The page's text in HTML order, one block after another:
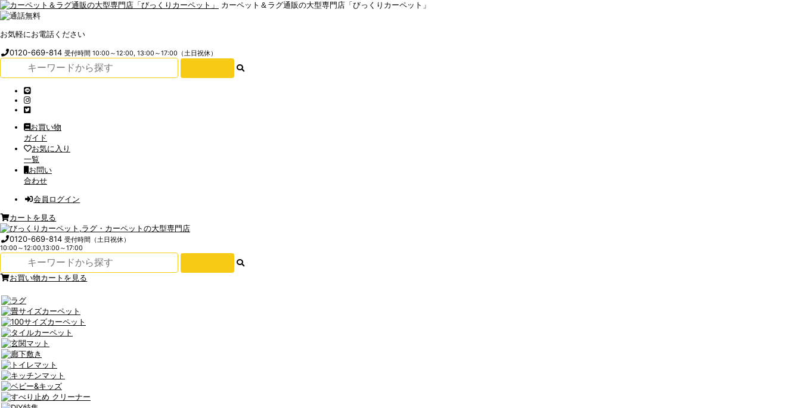
カーペット＆ラグ通販の大型専門店「びっくりカーペット」
お気軽にお電話ください
0120-669-814受付時間 10:00～12:00, 13:00～17:00（土日祝休）
お買い物
ガイド
お気に入り
一覧
お問い
合わせ
会員ログイン
カートを見る
0120-669-814受付時間（土日祝休）
10:00～12:00,13:00～17:00
お買い物カートを見る